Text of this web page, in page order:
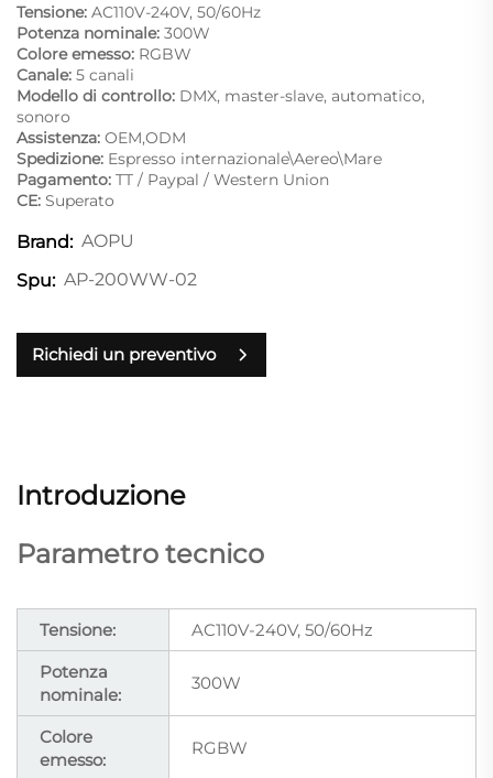
Tensione: AC110V-240V, 50/60Hz
Potenza nominale: 300W
Colore emesso: RGBW
Canale: 5 canali
Modello di controllo: DMX, master-slave, automatico,
sonoro
Assistenza: OEM,ODM
Spedizione: Espresso internazionale\Aereo\Mare
Pagamento: TT / Paypal / Western Union
CE: Superato
Brand: AOPU
Spu: AP-200WW-02
Richiedi un preventivo
Introduzione
Parametro tecnico
Tensione:
AC110V-240V, 50/60Hz
Potenza
nominale:
300W
Colore
emesso:
RGBW